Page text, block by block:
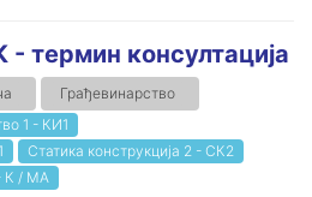
термин консултација
Грађевинарство
1 - КИ1
Статика конструкција 2 - СК2
К / МА